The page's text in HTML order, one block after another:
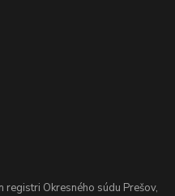
Okresného súdu Prešov,